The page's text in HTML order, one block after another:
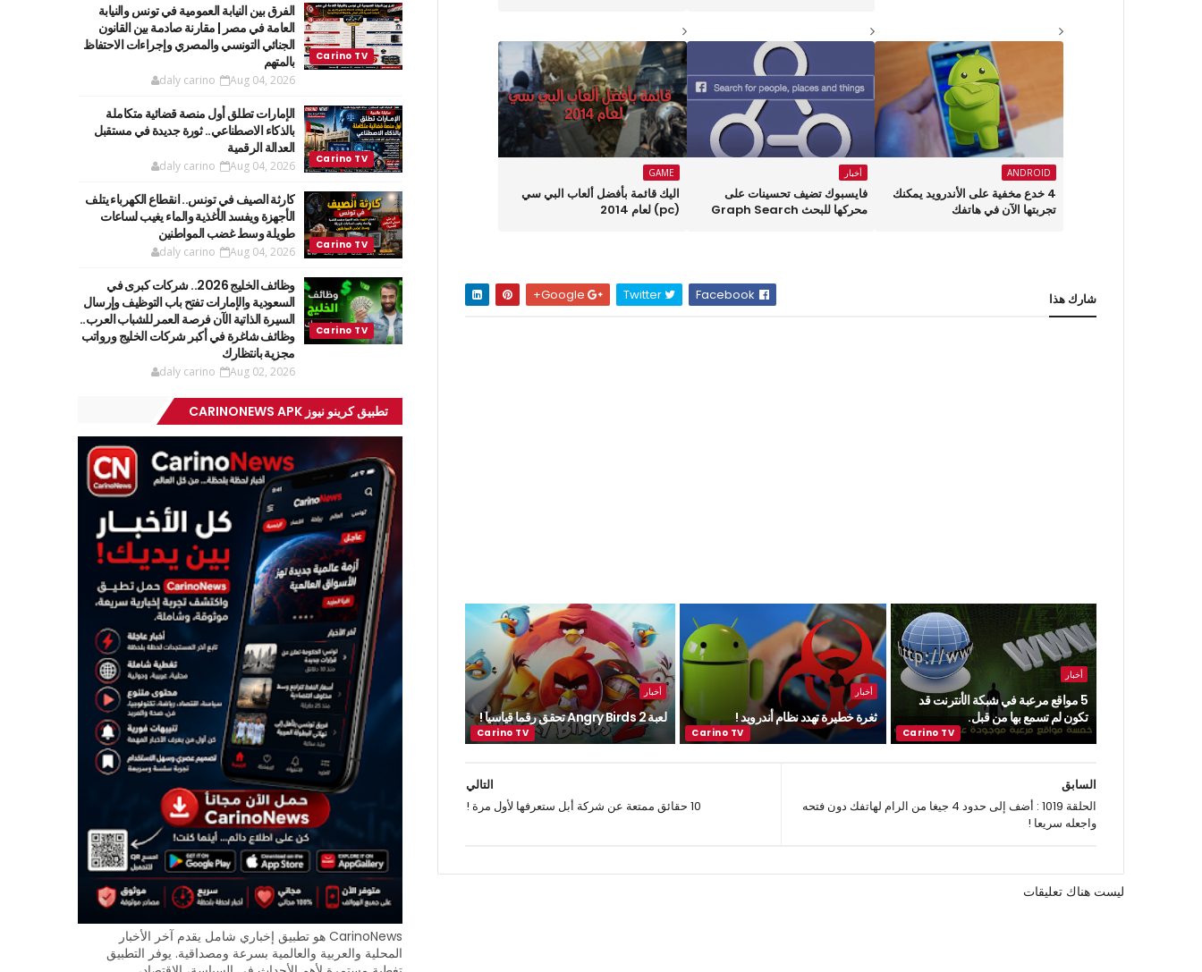
ANDROID
4 خدع مخفية على الأندرويد يمكنك
تجربتها الآن في هاتفك
أخبار
فايسبوك تضيف تحسينات على
محركها للبحث Graph Search
GAME
اليك قائمة بأفضل ألعاب البي سي
(pc) لعام 2014
شارك هذا Twitter
أخبار
5 مواقع مرعبة في شبكة الأنترنت قد
تكون لم تسمع بها من قبل.
أخبار
ثغرة خطيرة تهدد نظام أندرويد !
أخبار
لعبة Angry Birds 2 تحقق رقما قياسيا !
التالي
10 حقائق ممتعة عن شركة أبل ستعرفها لأول مرة !
السابق
الحلقة 1019 : أضف إلى حدود 4 جيغا من الرام لهاتفك دون فتحه
واجعله سريعا !
ليست هناك تعليقات
الفرق بين النيابة العمومية في تونس والنيابة
العامة في مصر | مقارنة صادمة بين القانون
الجنائي التونسي والمصري وإجراءات الاحتفاظ
بالمتهم
daly carino Aug 04, 2026
الإمارات تطلق أول منصة قضائية متكاملة
بالذكاء الاصطناعي.. ثورة جديدة في مستقبل
العدالة الرقمية
daly carino Aug 04, 2026
كارثة الصيف في تونس.. انقطاع الكهرباء يتلف
الأجهزة ويفسد الأغذية والماء يغيب لساعات
طويلة وسط غضب المواطنين
daly carino Aug 04, 2026
وظائف الخليج 2026.. شركات كبرى في
السعودية والإمارات تفتح باب التوظيف وإرسال
السيرة الذاتية الآن فرصة العمر للشباب العرب..
وظائف شاغرة في أكبر شركات الخليج ورواتب
مجزية بانتظارك
daly carino Aug 02, 2026
تطبيق كرينو نيوز CARINONEWS APK
CarinoNews هو تطبيق إخباري شامل يقدم آخر الأخبار
المحلية والعربية والعالمية بسرعة ومصداقية. يوفر التطبيق